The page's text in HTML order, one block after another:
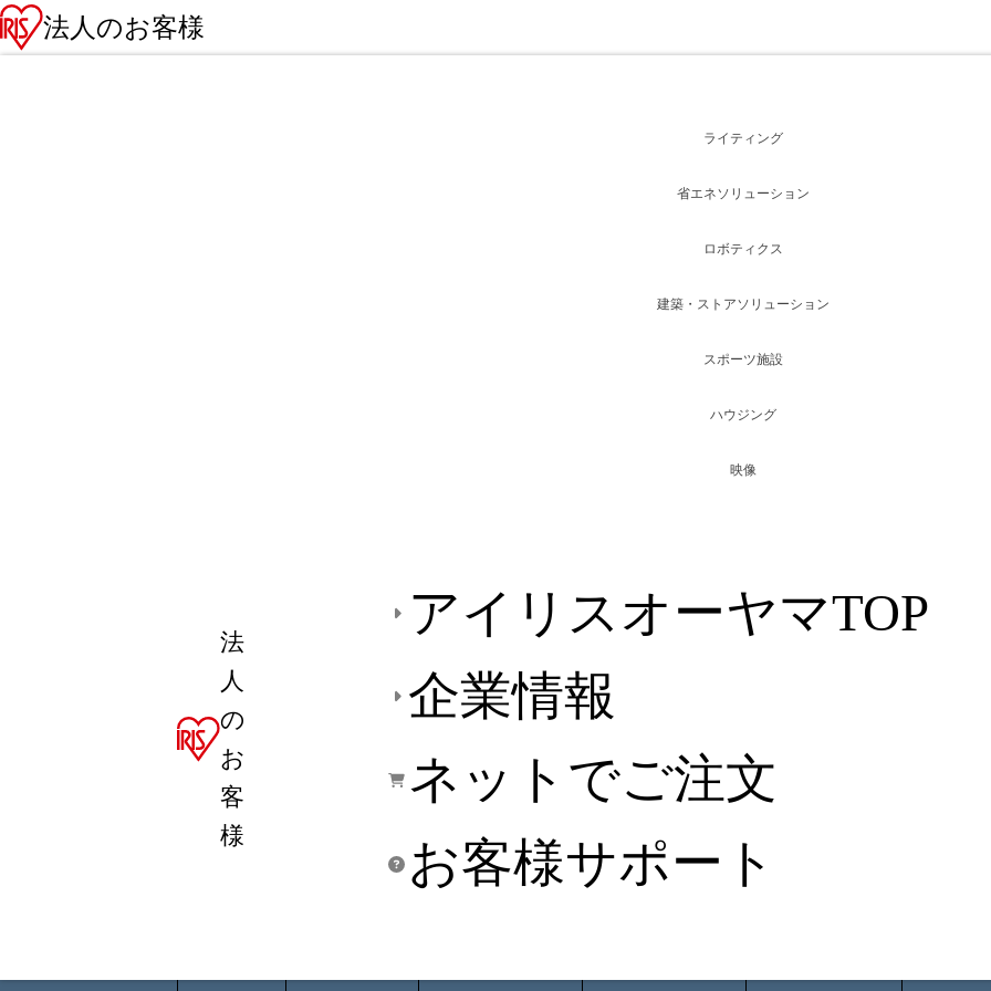
法人のお客様
法
人
の
お
客
様
アイリスオーヤマTOP
企業情報
ネットでご注文
お客様サポート
ライティング
省エネソリューション
ロボティクス
建築・ストアソリューション
スポーツ施設
ハウジング
映像